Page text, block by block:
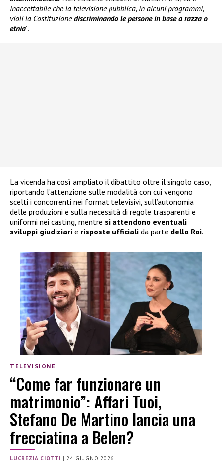
inaccettabile che la televisione pubblica, in alcuni programmi,
violi la Costituzionediscriminando le persone in base a razza o
etnia”.
La vicenda ha così ampliato il dibattito oltre il singolo caso,
riportando l’attenzione sulle modalità con cui vengono
scelti i concorrenti nei format televisivi, sull’autonomia
delle produzioni e sulla necessità di regole trasparenti e
uniformi nei casting, mentre si attendono eventuali
sviluppi giudiziari e risposte ufficiali da parte della Rai.
TELEVISIONE
“Come far funzionare un
matrimonio”: Affari Tuoi,
Stefano De Martino lancia una
frecciatina a Belen?
LUCREZIA CIOTTI |24 GIUGNO 2026